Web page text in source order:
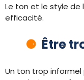
Le ton et le style
efficacité.
Être
Un ton trop